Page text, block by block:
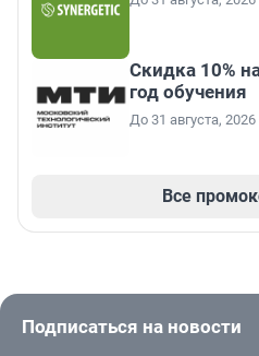
Скидка 10%
год обучения
До 31 августа, 2026
Все
Подписаться на новости